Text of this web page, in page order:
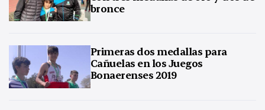
bronce
Primeras dos medallas para
Cañuelas en los Juegos
Bonaerenses 2019